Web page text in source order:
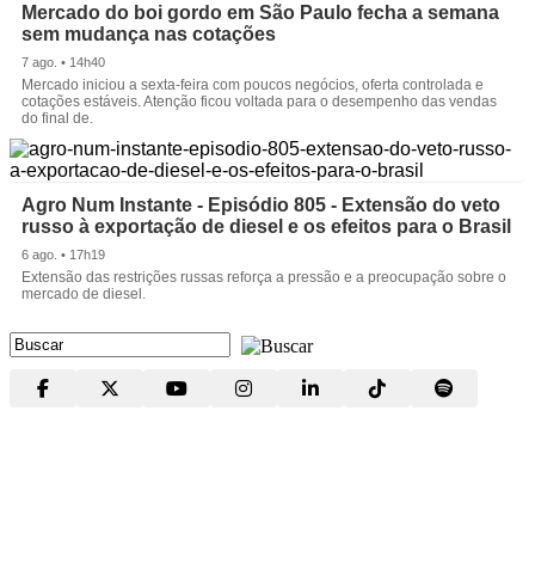
Mercado do boi gordo em São Paulo fecha a semana
sem mudança nas cotações
7 ago. • 14h40
Mercado iniciou a sexta-feira com poucos negócios, oferta controlada e
cotações estáveis. Atenção ficou voltada para o desempenho das vendas
do final de.
Agro Num Instante - Episódio 805 - Extensão do veto
russo à exportação de diesel e os efeitos para o Brasil
6 ago. • 17h19
Extensão das restrições russas reforça a pressão e a preocupação sobre o
mercado de diesel.